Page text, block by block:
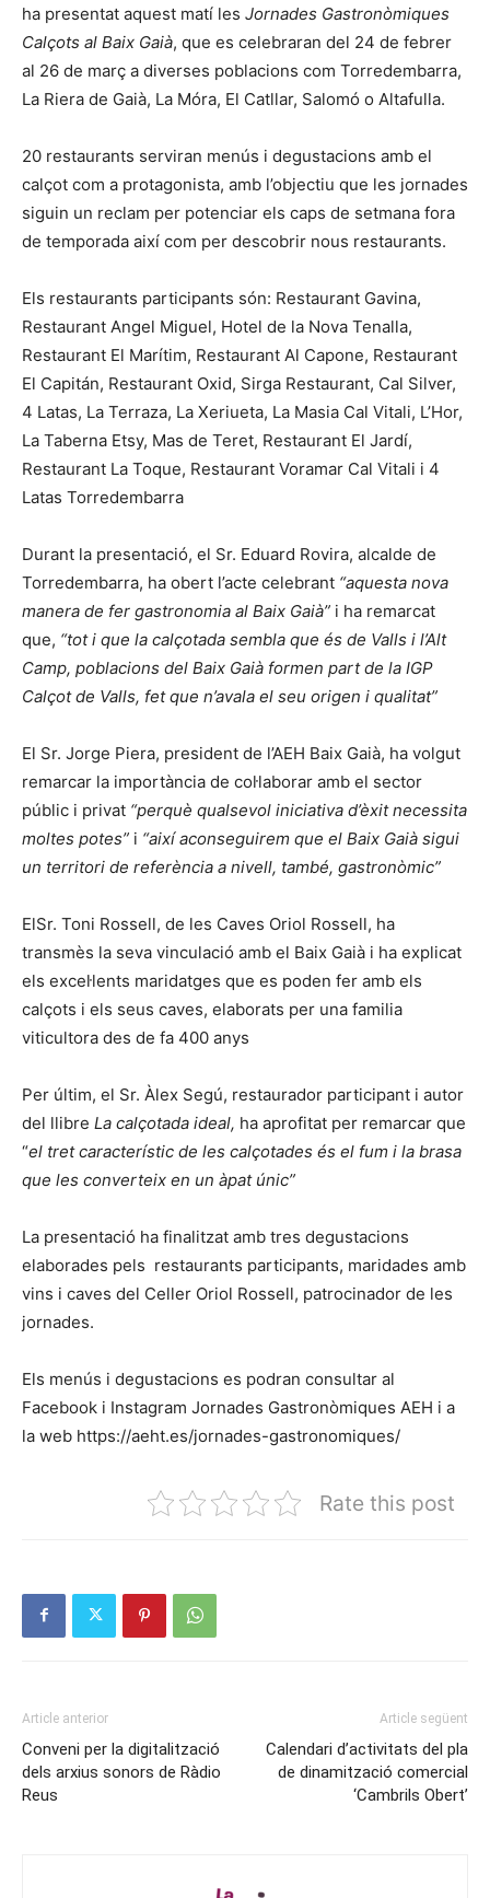
ha presentat aquest matí les Jornades Gastronòmiques
Calçots al Baix Gaià, que es celebraran del 24 de febrer
al 26 de març a diverses poblacions com Torredembarra,
La Riera de Gaià, La Móra, El Catllar, Salomó o Altafulla.
20 restaurants serviran menús i degustacions amb el
calçot com a protagonista, amb l’objectiu que les jornades
siguin un reclam per potenciar els caps de setmana fora
de temporada així com per descobrir nous restaurants.
Els restaurants participants són: Restaurant Gavina,
Restaurant Angel Miguel, Hotel de la Nova Tenalla,
Restaurant El Marítim, Restaurant Al Capone, Restaurant
El Capitán, Restaurant Oxid, Sirga Restaurant, Cal Silver,
4 Latas, La Terraza, La Xeriueta, La Masia Cal Vitali, L’Hor,
La Taberna Etsy, Mas de Teret, Restaurant El Jardí,
Restaurant La Toque, Restaurant Voramar Cal Vitali i 4
Latas Torredembarra
Durant la presentació, el Sr. Eduard Rovira, alcalde de
Torredembarra, ha obert l’acte celebrant “aquesta nova
manera de fer gastronomia al Baix Gaià” i ha remarcat
que, “tot i que la calçotada sembla que és de Valls i l’Alt
Camp, poblacions del Baix Gaià formen part de la IGP
Calçot de Valls, fet que n’avala el seu origen i qualitat”
El Sr. Jorge Piera, president de l’AEH Baix Gaià, ha volgut
remarcar la importància de col·laborar amb el sector
públic i privat “perquè qualsevol iniciativa d’èxit necessita
moltes potes” i “així aconseguirem que el Baix Gaià sigui
un territori de referència a nivell, també, gastronòmic”
ElSr. Toni Rossell, de les Caves Oriol Rossell, ha
transmès la seva vinculació amb el Baix Gaià i ha explicat
els excel·lents maridatges que es poden fer amb els
calçots i els seus caves, elaborats per una familia
viticultora des de fa 400 anys
Per últim, el Sr. Àlex Segú, restaurador participant i autor
del llibre La calçotada ideal, ha aprofitat per remarcar que
“el tret característic de les calçotades és el fum i la brasa
que les converteix en un àpat únic”
La presentació ha finalitzat amb tres degustacions
elaborades pels restaurants participants, maridades amb
vins i caves del Celler Oriol Rossell, patrocinador de les
jornades.
Els menús i degustacions es podran consultar al
Facebook i Instagram Jornades Gastronòmiques AEH i a
la web https://aeht.es/jornades-gastronomiques/
Rate this post
Article anterior
Conveni per la digitalització
dels arxius sonors de Ràdio
Reus
Article següent
Calendari d’activitats del pla
de dinamització comercial
‘Cambrils Obert’